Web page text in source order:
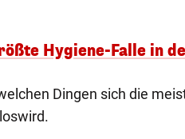
Hygiene-Falle in
Dingen sich die